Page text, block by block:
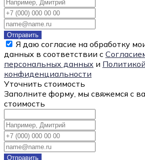
Отправить
Я даю согласие на обработку
данных в соответствии с
персональных данных и Политикой
конфиденциальности
Уточнить стоимость
Заполните форму, мы свяжемся с
стоимость
Отправить